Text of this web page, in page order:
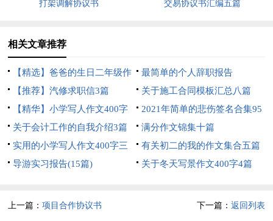
打架调解协议书 交易协议书汇编五篇
相关文章推荐
【精选】爸爸的生日二年级作
文三篇
最简单的个人辞职报告
【推荐】汽修求职信3篇
关于施工合同模板汇总八篇
【精华】小学写人作文400字
汇编5篇
2021年简单的悲伤签名合集95
句
关于会计工作的自我介绍3篇
满分作文锦集十篇
实用的小学写人作文400字三
篇
有关初二的我的作文集合五篇
导游实习报告(15篇)
关于冬天写景作文400字4篇
上一篇：项目合作协议书 下一篇： 返回列表